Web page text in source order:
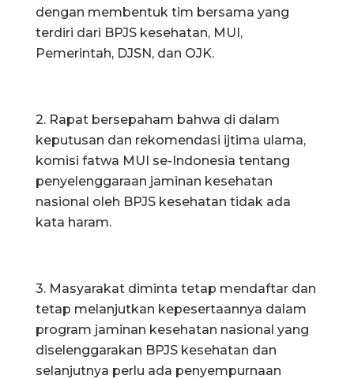
dengan membentuk tim bersama yang
terdiri dari BPJS kesehatan, MUI,
Pemerintah, DJSN, dan OJK.
2. Rapat bersepaham bahwa di dalam
keputusan dan rekomendasi ijtima ulama,
komisi fatwa MUI se-Indonesia tentang
penyelenggaraan jaminan kesehatan
nasional oleh BPJS kesehatan tidak ada
kata haram.
3. Masyarakat diminta tetap mendaftar dan
tetap melanjutkan kepesertaannya dalam
program jaminan kesehatan nasional yang
diselenggarakan BPJS kesehatan dan
selanjutnya perlu ada penyempurnaan